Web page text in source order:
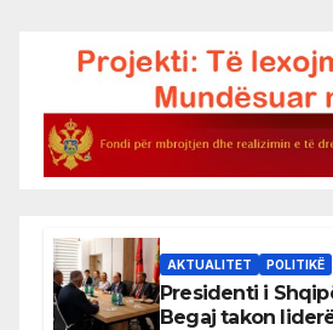
AKTUALITET POLITIKË
Presidenti i
Begaj takon